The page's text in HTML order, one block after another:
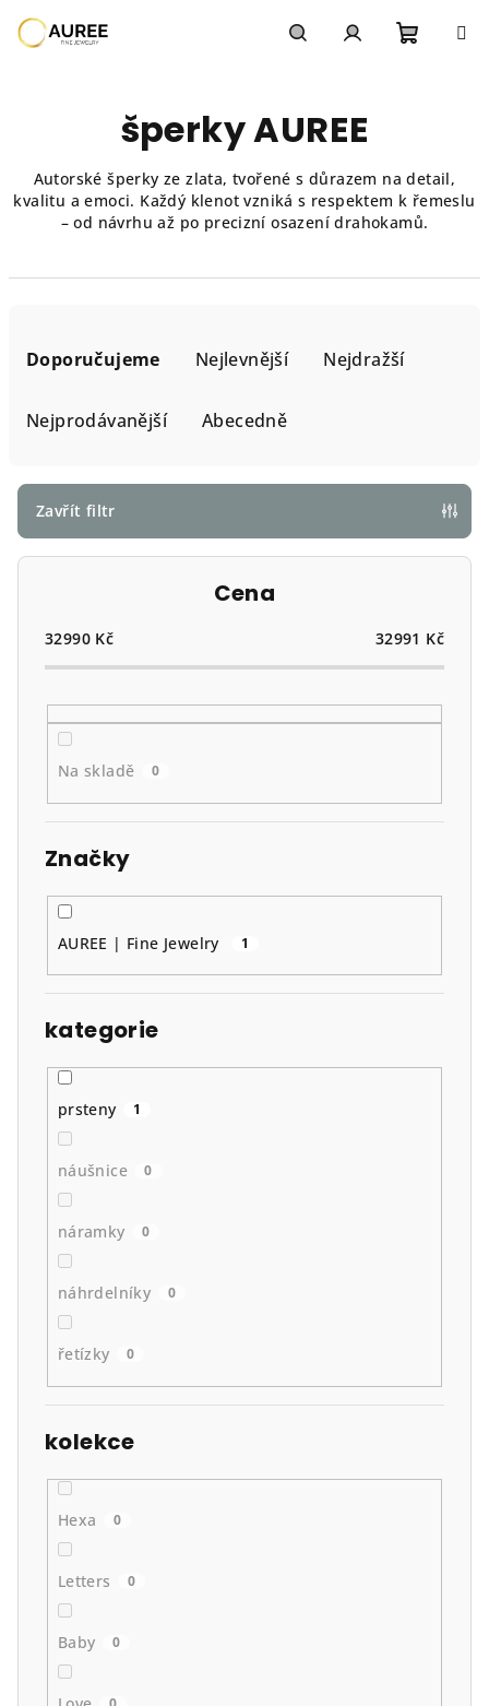
na
obsah
šperky AUREE
Autorské šperky ze zlata, tvořené s důrazem na detail,
kvalitu a emoci. Každý klenot vzniká s respektem k řemeslu
– od návrhu až po precizní osazení drahokamů.
r
o
Doporučujeme Nejlevnější Nejdražší
Nejprodávanější Abecedně
Zavřít filtr
Cena
32990 Kč 32991 Kč
Na skladě 0
Značky
AUREE | Fine Jewelry 1
kategorie
prsteny 1
náušnice 0
náramky 0
náhrdelníky 0
řetízky 0
kolekce
Hexa 0
Letters 0
Baby 0